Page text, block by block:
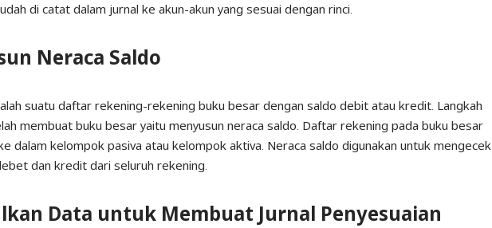
di catat dalam jurnal ke akun-akun yang sesuai dengan rinci.
Neraca Saldo
suatu daftar rekening-rekening buku besar dengan saldo debit atau kredit. Langkah
membuat buku besar yaitu menyusun neraca saldo. Daftar rekening pada buku besar
dalam kelompok pasiva atau kelompok aktiva. Neraca saldo digunakan untuk mengecek
dan kredit dari seluruh rekening.
Data untuk Membuat Jurnal Penyesuaian